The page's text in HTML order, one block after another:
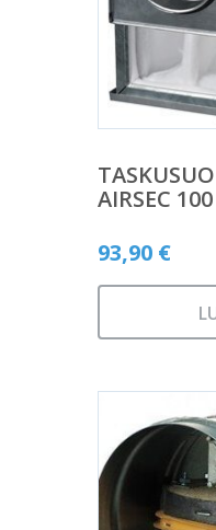
AIRSEC
93,90 €